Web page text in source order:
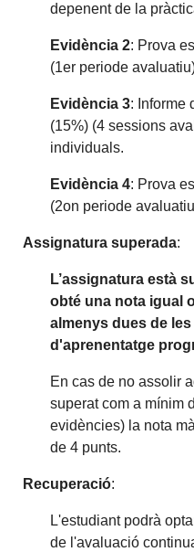
depenent de la
Evidència 2: Prova
(1er periode
Evidència 3: Informe
(15%) (4 sessions
individuals.
Evidència 4: Prova
(2on periode
Assignatura superada:
L’assignatura està
obté una nota igual
almenys dues de
d'aprenentatge
En cas de no assolir
superat com a mínim
evidències) la nota
de 4 punts.
Recuperació:
L'estudiant podrà
de l'avaluació